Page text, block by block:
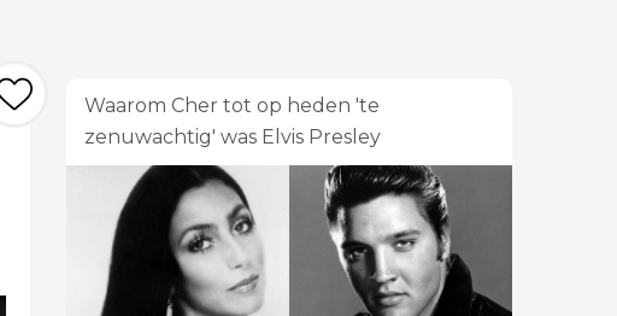
Waarom Cher tot op heden 'te
zenuwachtig' was Elvis Presley